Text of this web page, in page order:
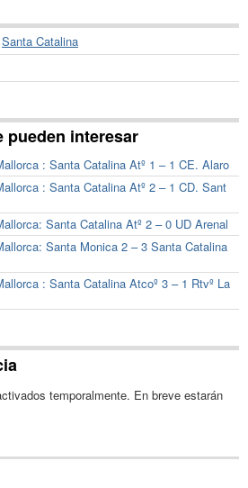
Santa Catalina
pueden interesar
: Santa Catalina Atº 1 – 1 CE. Alaro
: Santa Catalina Atº 2 – 1 CD. Sant
Santa Catalina Atº 2 – 0 UD Arenal
Santa Monica 2 – 3 Santa Catalina
: Santa Catalina Atcoº 3 – 1 Rtvº La
temporalmente. En breve estarán